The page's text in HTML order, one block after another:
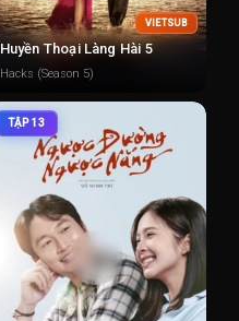
VIETSUB
Huyền Thoại Làng Hài 5
Hacks (Season 5)
TẬP 13